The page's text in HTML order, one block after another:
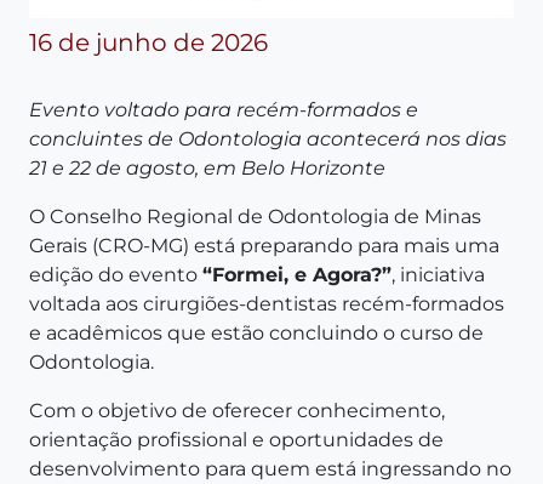
16 de junho de 2026
Evento voltado para recém-formados e
concluintes de Odontologia acontecerá nos dias
21 e 22 de agosto, em Belo Horizonte
O Conselho Regional de Odontologia de Minas
Gerais (CRO-MG) está preparando para mais uma
edição do evento “Formei, e Agora?”, iniciativa
voltada aos cirurgiões-dentistas recém-formados
e acadêmicos que estão concluindo o curso de
Odontologia.
Com o objetivo de oferecer conhecimento,
orientação profissional e oportunidades de
desenvolvimento para quem está ingressando no